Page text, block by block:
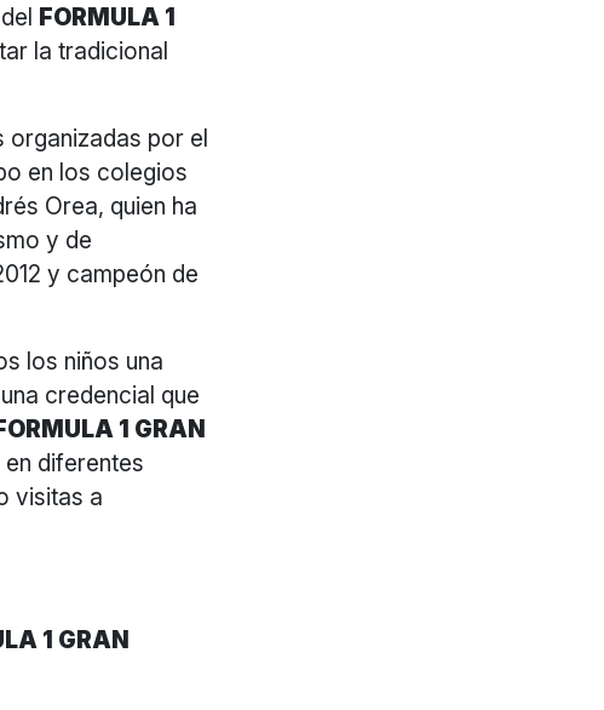
FORMULA 1
la tradicional
organizadas por el
en los colegios
Orea, quien ha
y de
y campeón de
los niños una
credencial que
1 GRAN
diferentes
visitas a
1 GRAN